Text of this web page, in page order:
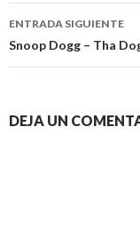
entradas
ENTRADA SIGUIENTE
Snoop Dogg – Tha
DEJA UN